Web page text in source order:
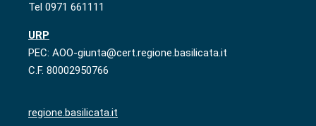
Tel 0971 661111
URP
PEC: AOO-giunta@cert.regione.basilicata.it
C.F. 80002950766
regione.basilicata.it